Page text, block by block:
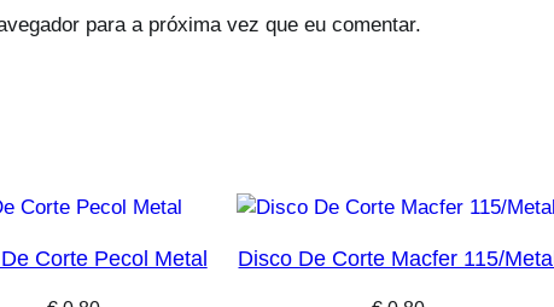
para a próxima vez que eu comentar.
Corte Pecol Metal Disco De Corte Macfer 115/Metal